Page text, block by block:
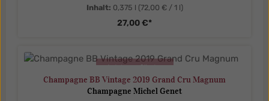
Inhalt: 0,375 l (72,00 € / 1 l)
27,00 €*
nicht verfügbar
Champagne BB Vintage 2019 Grand Cru Magnum
Champagne Michel Genet